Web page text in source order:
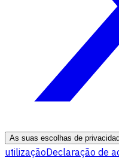
As suas escolhas de
utilizaçãoDeclaração de